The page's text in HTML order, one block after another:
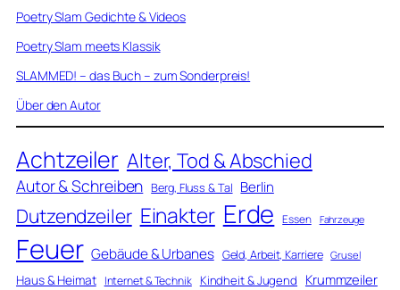
Poetry Slam Gedichte & Videos
Poetry Slam meets Klassik
SLAMMED! – das Buch – zum Sonderpreis!
Über den Autor
Achtzeiler Alter, Tod & Abschied
Autor & Schreiben Berg, Fluss & Tal Berlin
Dutzendzeiler Einakter Erde Essen Fahrzeuge
Feuer Gebäude & Urbanes Geld, Arbeit, Karriere Grusel
Haus & Heimat Internet & Technik Kindheit & Jugend Krummzeiler